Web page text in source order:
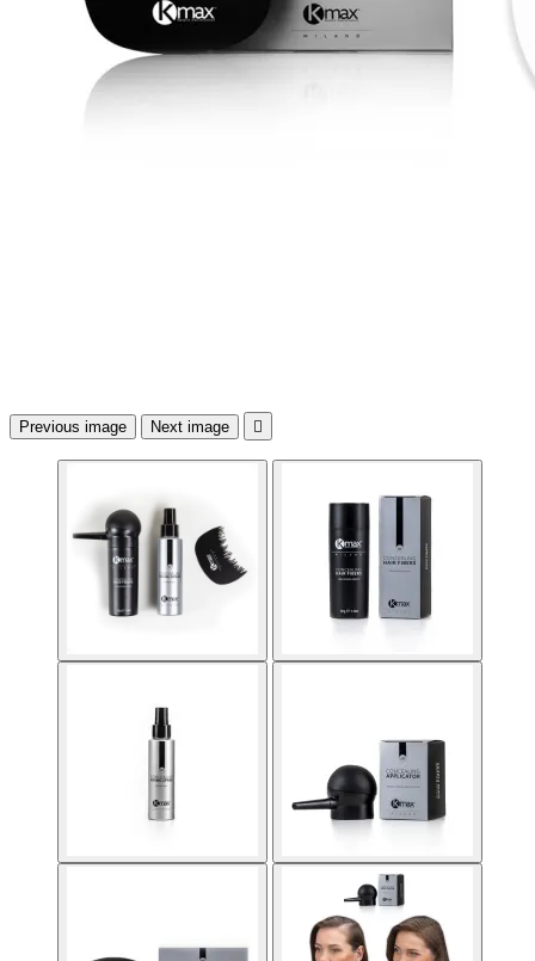
Previous image Next image 